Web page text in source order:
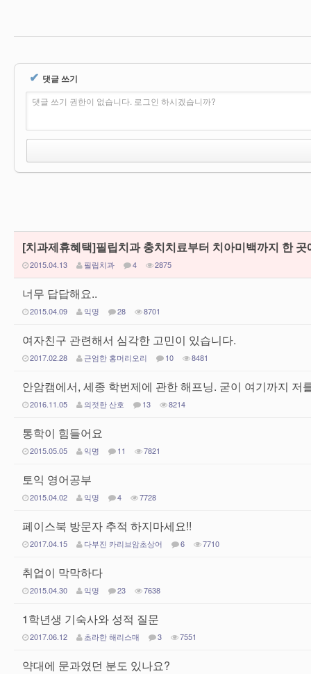
✔ 댓글 쓰기
댓글 쓰기 권한이 없습니다. 로그인 하시겠습니까?
[치과제휴혜택]필립치과 충치치료부터 치아미백까지 한
2015.04.13 필립치과 4 2875
너무 답답해요..
2015.04.09 익명 28 8701
여자친구 관련해서 심각한 고민이 있습니다.
2017.02.28 근엄한 홍머리오리 10 8481
안암캠에서, 세종 학번제에 관한 해프닝. 굳이 여기까지 저
2016.11.05 의젓한 산호 13 8214
통학이 힘들어요
2015.05.05 익명 11 7821
토익 영어공부
2015.04.02 익명 4 7728
페이스북 방문자 추적 하지마세요!!
2017.04.15 다부진 카리브암초상어 6 7710
취업이 막막하다
2015.04.30 익명 23 7638
1학년생 기숙사와 성적 질문
2017.06.12 초라한 해리스매 3 7551
약대에 문과였던 분도 있나요?